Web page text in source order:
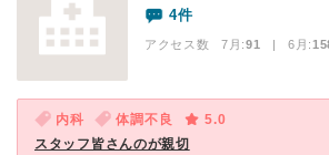
4件
アクセス数 7月:91 | 6月:
内科 体調不良
5.0
スタッフ皆さんのが親切